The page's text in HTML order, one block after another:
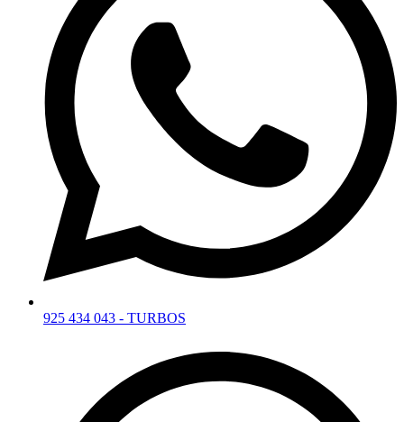
925 434 043 - TURBOS